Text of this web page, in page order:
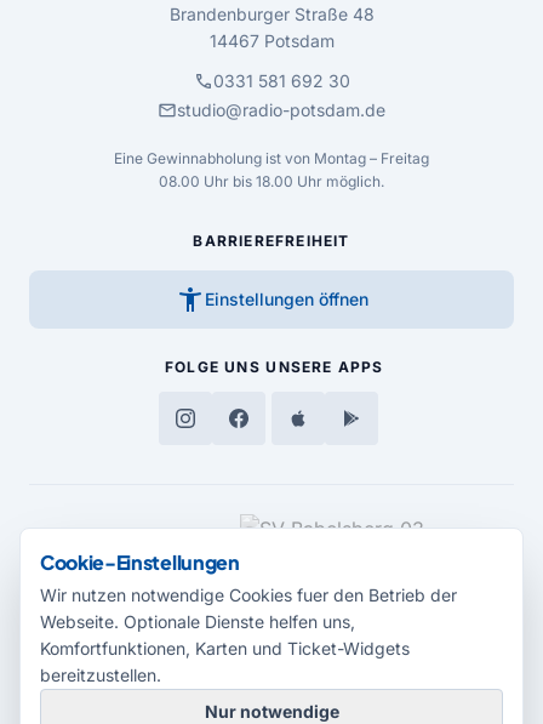
Brandenburger Straße 48
14467 Potsdam
call0331 581 692 30
mailstudio@radio-potsdam.de
Eine Gewinnabholung ist von Montag – Freitag
08.00 Uhr bis 18.00 Uhr möglich.
BARRIEREFREIHEIT
accessibility_new Einstellungen öffnen
FOLGE UNS UNSERE APPS
MEDIENPARTNER
Cookie-Einstellungen
Wir nutzen notwendige Cookies fuer den Betrieb der
Webseite. Optionale Dienste helfen uns,
Komfortfunktionen, Karten und Ticket-Widgets
bereitzustellen.
Nur notwendige